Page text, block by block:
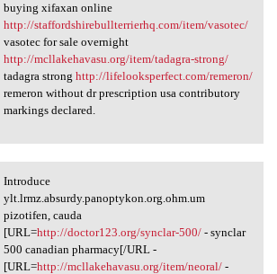
buying xifaxan online
http://staffordshirebullterrierhq.com/item/vasotec/
vasotec for sale overnight
http://mcllakehavasu.org/item/tadagra-strong/
tadagra strong http://lifelooksperfect.com/remeron/
remeron without dr prescription usa contributory
markings declared.
ylt.lrmz.absurdy
Introduce
ylt.lrmz.absurdy.panoptykon.org.ohm.um
pizotifen, cauda
[URL=http://doctor123.org/synclar-500/- synclar
500 canadian pharmacy[/URL -
[URL=http://mcllakehavasu.org/item/neoral/-